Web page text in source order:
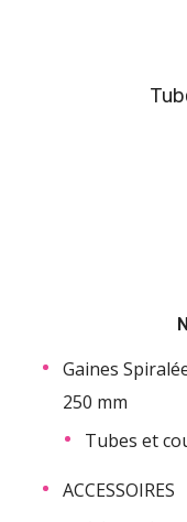
Gaines
250 mm
Tubes et
ACCESSOIRES